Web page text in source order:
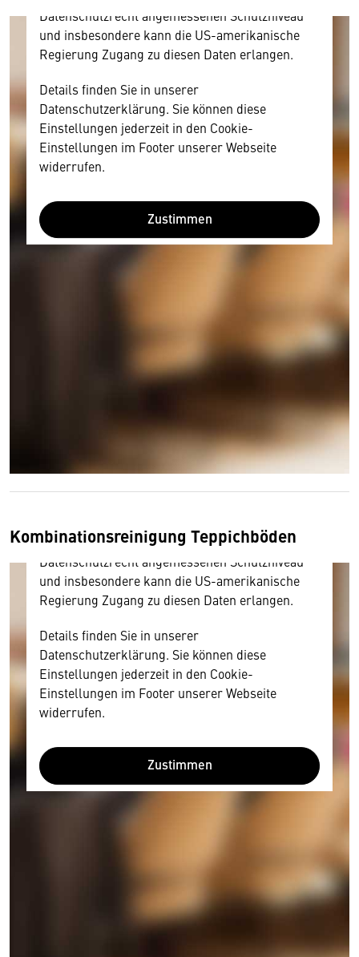
Datenschutzrecht angemessenen Schutzniveau
und insbesondere kann die US-amerikanische
Regierung Zugang zu diesen Daten erlangen.
Details finden Sie in unserer
Datenschutzerklärung. Sie können diese
Einstellungen jederzeit in den Cookie-
Einstellungen im Footer unserer Webseite
widerrufen.
Zustimmen
Kombinationsreinigung Teppichböden
Wir benötigen Ihre Zustimmung
Hier würden wir Ihnen gerne einen externen
Inhalt anzeigen. Dafür benötigen wir allerdings
Ihre Zustimmung, da Ihr Browser
Diese Daten unterliegen keinem dem EU-
Datenschutzrecht angemessenen Schutzniveau
und insbesondere kann die US-amerikanische
Regierung Zugang zu diesen Daten erlangen.
Details finden Sie in unserer
Datenschutzerklärung. Sie können diese
Einstellungen jederzeit in den Cookie-
Einstellungen im Footer unserer Webseite
widerrufen.
Zustimmen
Wir benötigen Ihre Zustimmung